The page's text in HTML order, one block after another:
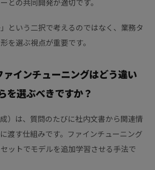
との共同開発が適切です。
」という二択で考えるのではなく、業務タ
を選ぶ視点が重要です。
インチューニングはどう違い
を選ぶべきですか？
）は、質問のたびに社内文書から関連情
渡す仕組みです。ファインチューニング
ットでモデルを追加学習させる手法で